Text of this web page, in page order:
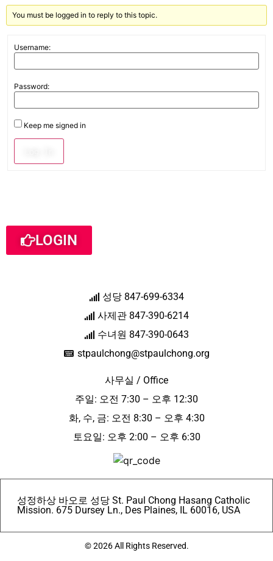
You must be logged in to reply to this topic.
Username:
Password:
Keep me signed in
LOGIN
성당 847-699-6334
사제관 847-390-6214
수녀원 847-390-0643
stpaulchong@stpaulchong.org
사무실 / Office
주일: 오전 7:30 – 오후 12:30
화, 수, 금: 오전 8:30 – 오후 4:30
토요일: 오후 2:00 – 오후 6:30
성정하상 바오로 성당 St. Paul Chong Hasang Catholic
Mission. 675 Dursey Ln., Des Plaines, IL 60016, USA
© 2026 All Rights Reserved.